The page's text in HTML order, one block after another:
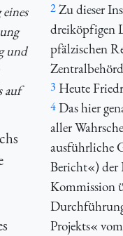
und
auf
2Zu dieser
dreiköpfigen
pfälzischen
3 Heute
4Das hier
aller
ausführliche
Bericht«)
Kommission
Projekts«